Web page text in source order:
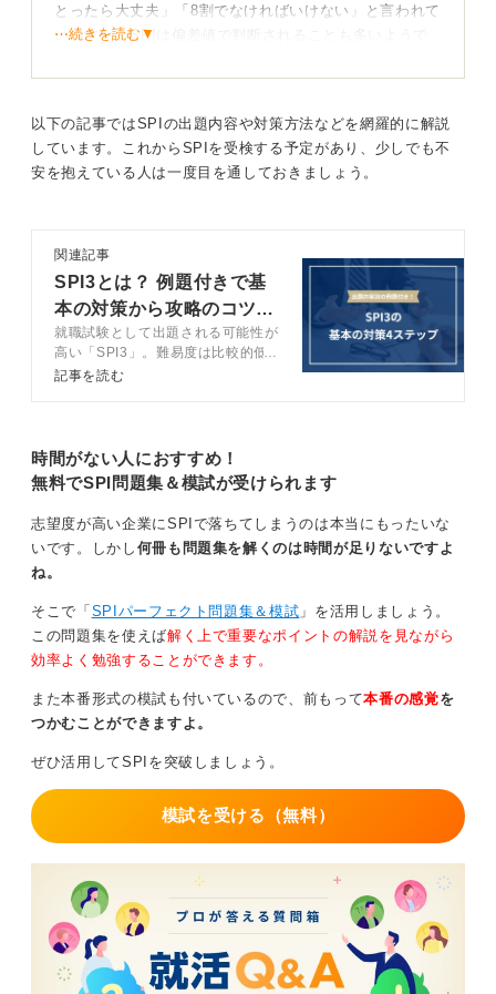
とったら大丈夫」「8割でなければいけない」と言われて
いますが、SPIは偏差値で判断されることも多いようで
点に達していなければインターン不採用になります。そ
のため、事前の対策が重要です。
また、企業によっては書類選考の一部とみなすところも
夏のインターン前というのは、大学でも期末試験があっ
たり、レポート作成に追い込まれたりする時期です。そ
のため、その時期から勉強し始めるのは遅すぎます。
また、人気のある企業ではインターン情報開示後にすぐ
に予約が埋まる可能性が高いです。そのことを見据え
どのテストも、問題数に対して解答時間が短いため、か
なりのスピードが要求されます。そのため慣れが非常に
0
⋯続きを読む▼
以下の記事ではSPIの出題内容や対策方法などを網羅的に解説
しています。これからSPIを受検する予定があり、少しでも不
安を抱えている人は一度目を通しておきましょう。
関連記事
SPI3とは？ 例題付きで基
本の対策から攻略のコツま
で完全網羅
就職試験として出題される可能性が
高い「SPI3」。難易度は比較的低
いですが、油断は禁物です。この記
記事を読む
時間がない人におすすめ！
無料でSPI問題集＆模試が受けられます
志望度が高い企業にSPIで落ちてしまうのは本当にもったいな
いです。しかし 何冊も問題集を解くのは時間が足りないですよ
ね。
そこで「 SPIパーフェクト問題集＆模試 」を活用しましょう。
この問題集を使えば解く上で重要なポイントの解説を見ながら
効率よく勉強することができます。
また本番形式の模試も付いているので、前もって本番の感覚を
つかむことができますよ。
ぜひ活用してSPIを突破しましょう。
模試を受ける（無料）